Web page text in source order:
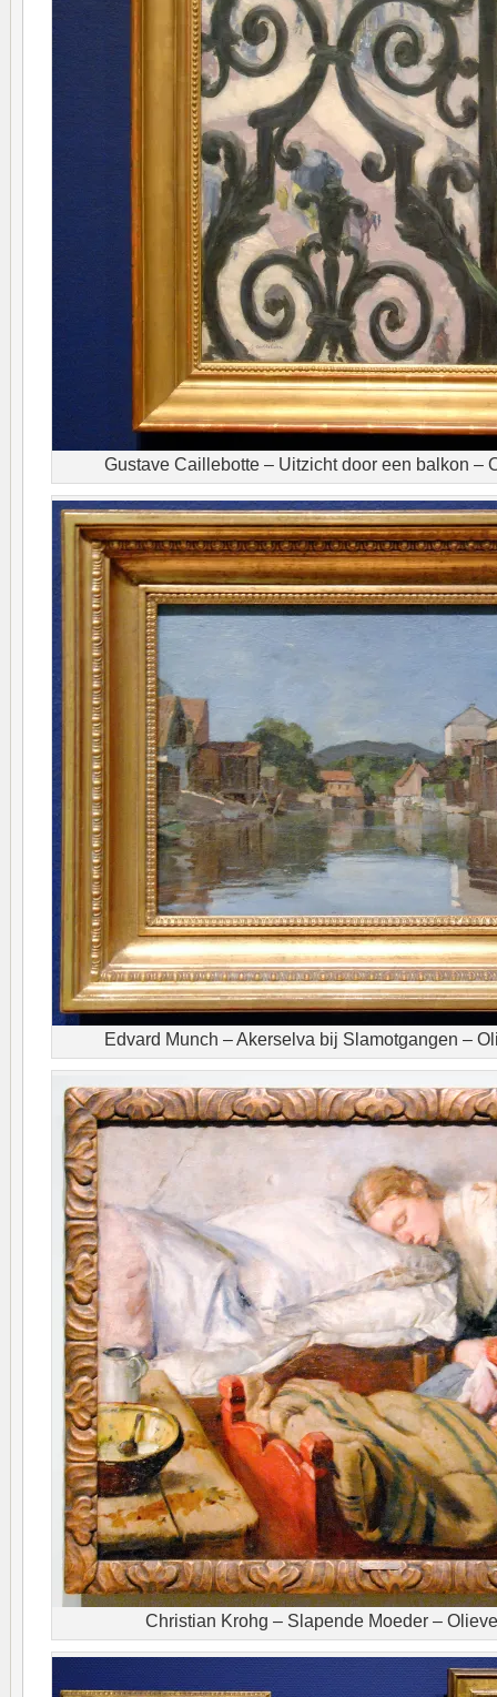
Gustave Caillebotte – Uitzicht door een balkon –
Edvard Munch – Akerselva bij Slamotgangen –
Christian Krohg – Slapende Moeder –